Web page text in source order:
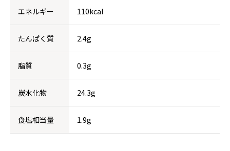
エネルギー 110kcal
たんぱく質 2.4g
脂質 0.3g
炭水化物 24.3g
食塩相当量 1.9g